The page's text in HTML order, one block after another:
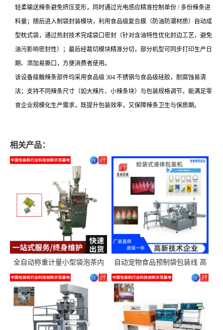
轻柔输送辣条避免挤压变形，同时通过光电感应精准控制单份 / 多份辣条进
料量；随后进入制袋封装模块，利用食品级复合膜（防油防潮材质）自动成
型枕式袋，通过热封技术完成袋口密封（针对含油特性优化封边工艺，避免
油污影响密封性）；最后经裁切模块精准分切，部分机型可同步打印生产日
期、添加易撕口，方便消费者使用。
该设备接触辣条部件均采用食品级 304 不锈钢与食品级硅胶，耐腐蚀易清
洁；支持不同辣条尺寸（如大辣片、小辣条块）与包装规格调节，能满足零
食企业规模化生产需求，既提升包装效率，又保障辣条卫生与保质期。
相关产品：
全自动称重计量小型袋泡茶内
外袋包装机三角包茶叶包装机
自动宠物食品预制袋包装线 高
精度称重分装给袋式包装机